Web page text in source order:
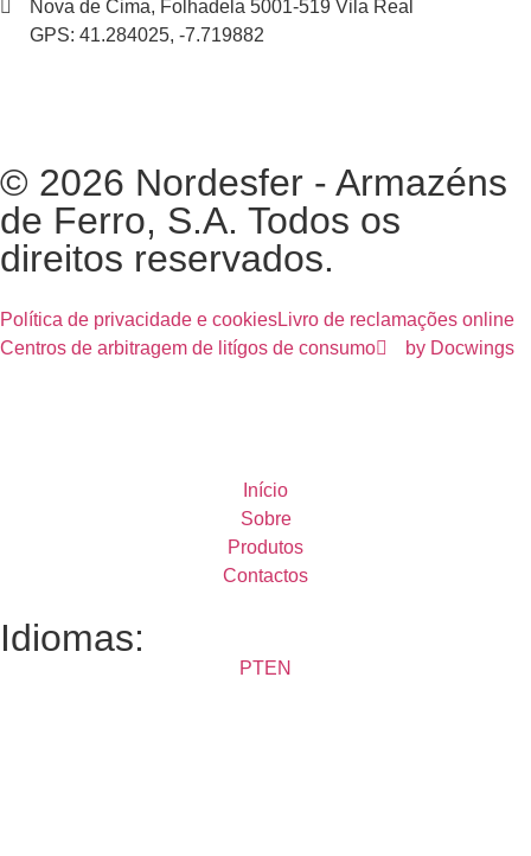
Nova de Cima, Folhadela 5001-519 Vila Real
GPS: 41.284025, -7.719882
© 2026 Nordesfer - Armazéns
de Ferro, S.A. Todos os
direitos reservados.
Política de privacidade e cookiesLivro de reclamações online
Centros de arbitragem de litígos de consumo
by Docwings
Início
Sobre
Produtos
Contactos
Idiomas:
PTEN